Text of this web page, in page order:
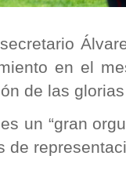
en el
de las
un “gran
de